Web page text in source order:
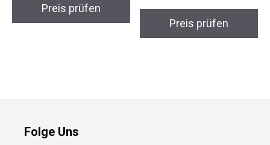
Preis prüfen
Trekkingstöcke